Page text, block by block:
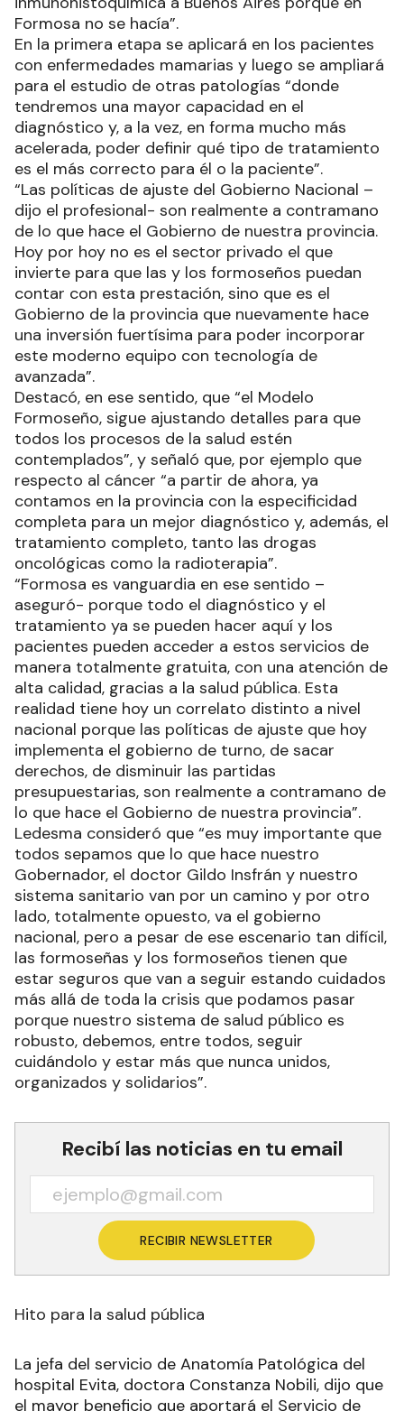
ya que permite lograr una especificidad mayor en
el tratamiento para el paciente con alguna de
estas afecciones”.
“Le da al tratamiento –explicó- una especificidad
mucho mayor de la que teníamos anteriormente,
hasta la habilitación del servicio la provincia
enviaba todos los estudios de
inmunohistoquímica a Buenos Aires porque en
Formosa no se hacía”.
En la primera etapa se aplicará en los pacientes
con enfermedades mamarias y luego se ampliará
para el estudio de otras patologías “donde
tendremos una mayor capacidad en el
diagnóstico y, a la vez, en forma mucho más
acelerada, poder definir qué tipo de tratamiento
es el más correcto para él o la paciente”.
“Las políticas de ajuste del Gobierno Nacional –
dijo el profesional- son realmente a contramano
de lo que hace el Gobierno de nuestra provincia.
Hoy por hoy no es el sector privado el que
invierte para que las y los formoseños puedan
contar con esta prestación, sino que es el
Gobierno de la provincia que nuevamente hace
una inversión fuertísima para poder incorporar
este moderno equipo con tecnología de
avanzada”.
Destacó, en ese sentido, que “el Modelo
Formoseño, sigue ajustando detalles para que
todos los procesos de la salud estén
contemplados”, y señaló que, por ejemplo que
respecto al cáncer “a partir de ahora, ya
contamos en la provincia con la especificidad
completa para un mejor diagnóstico y, además, el
tratamiento completo, tanto las drogas
oncológicas como la radioterapia”.
“Formosa es vanguardia en ese sentido –
aseguró- porque todo el diagnóstico y el
tratamiento ya se pueden hacer aquí y los
pacientes pueden acceder a estos servicios de
manera totalmente gratuita, con una atención de
alta calidad, gracias a la salud pública. Esta
realidad tiene hoy un correlato distinto a nivel
nacional porque las políticas de ajuste que hoy
implementa el gobierno de turno, de sacar
derechos, de disminuir las partidas
presupuestarias, son realmente a contramano de
lo que hace el Gobierno de nuestra provincia”.
Ledesma consideró que “es muy importante que
todos sepamos que lo que hace nuestro
Gobernador, el doctor Gildo Insfrán y nuestro
sistema sanitario van por un camino y por otro
lado, totalmente opuesto, va el gobierno
nacional, pero a pesar de ese escenario tan difícil,
las formoseñas y los formoseños tienen que
estar seguros que van a seguir estando cuidados
más allá de toda la crisis que podamos pasar
porque nuestro sistema de salud público es
robusto, debemos, entre todos, seguir
cuidándolo y estar más que nunca unidos,
organizados y solidarios”.
Recibí las noticias en tu email
RECIBIR NEWSLETTER